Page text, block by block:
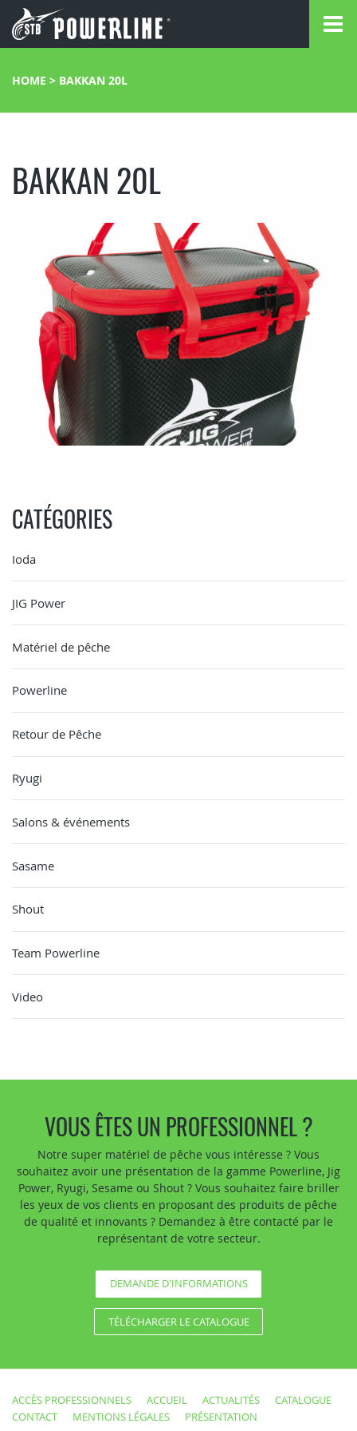
HOME > BAKKAN 20L
BAKKAN 20L
CATÉGORIES
Ioda
JIG Power
Matériel de pêche
Powerline
Retour de Pêche
Ryugi
Salons & événements
Sasame
Shout
Team Powerline
Video
VOUS ÊTES UN PROFESSIONNEL ?
Notre super matériel de pêche vous intéresse ? Vous
souhaitez avoir une présentation de la gamme Powerline, Jig
Power, Ryugi, Sesame ou Shout ? Vous souhaitez faire briller
les yeux de vos clients en proposant des produits de pêche
de qualité et innovants ? Demandez à être contacté par le
représentant de votre secteur.
DEMANDE D'INFORMATIONS
TÉLÉCHARGER LE CATALOGUE
ACCÈS PROFESSIONNELS ACCUEIL ACTUALITÉS
CATALOGUE
CONTACT
MENTIONS LÉGALES PRÉSENTATION